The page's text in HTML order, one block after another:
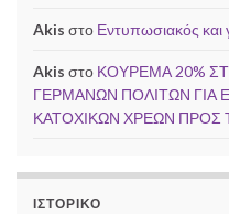
Akis στο Εντυπωσιακός
Akis στο ΚΟΥΡΕΜΑ 20%
ΓΕΡΜΑΝΩΝ ΠΟΛΙΤΩΝ ΓΙΑ
ΚΑΤΟΧΙΚΩΝ ΧΡΕΩΝ ΠΡΟΣ
ΙΣΤΟΡΙΚΌ